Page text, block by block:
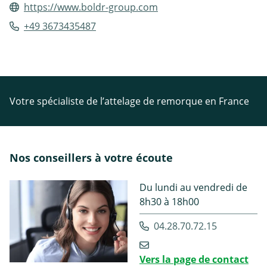
https://www.boldr-group.com
+49 3673435487
Votre spécialiste de l’attelage de remorque en France
Nos conseillers à votre écoute
Du lundi au vendredi de
8h30 à 18h00
04.28.70.72.15
Vers la page de contact